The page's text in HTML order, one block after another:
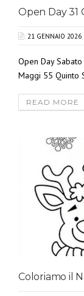
Open Day 31
21 GENNAIO 2026
Open Day
Maggi 55 Quinto
READ MORE
Coloriamo il